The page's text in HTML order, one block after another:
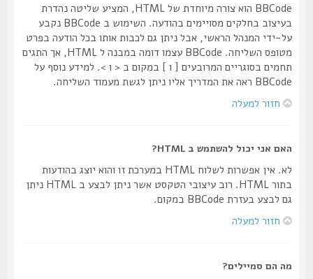
BBCode הוא צורה מיוחדת של HTML, המציע שליטה נהדרת
בעיצוב בחלקים מסויימים בהודעה. השימוש ב BBCode נקבע
על-ידי המנהל הראשי, אבל ניתן גם לכבות אותו בכל הודעה בפרט
מטופס השליחה. BBCode עצמו דומה במבנה ל HTML, אך התגים
תחמים בסוגריים המרובעים [ ו ] במקום ב < ו >. למידע נוסף על
BBCode ראה את המדריך אליו ניתן לגשת מעמוד השליחה.
חזור למעלה
האם אני יכול להשתמש ב HTML?
לא. אין אפשרות לשלוח HTML במערכת זו והוא יוצג בהודעות
בתור HTML. רוב עיצובי הטקסט אשר ניתן לבצע ב HTML ניתן
גם לבצע בעזרת BBCode במקום.
חזור למעלה
מה הם סמיילים?